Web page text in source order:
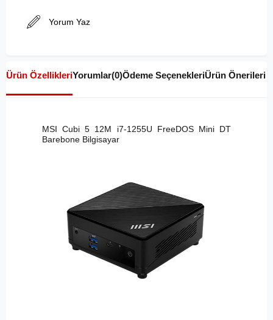
Yorum Yaz
Ürün ÖzellikleriYorumlar(0)Ödeme SeçenekleriÜrün Önerileri
MSI Cubi 5 12M i7-1255U FreeDOS Mini DT
Barebone Bilgisayar